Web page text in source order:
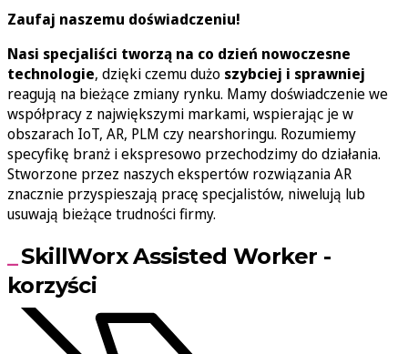
Zaufaj naszemu doświadczeniu!
Nasi specjaliści tworzą na co dzień nowoczesne
technologie, dzięki czemu dużo szybciej i sprawniej
reagują na bieżące zmiany rynku. Mamy doświadczenie we
współpracy z największymi markami, wspierając je w
obszarach IoT, AR, PLM czy nearshoringu. Rozumiemy
specyfikę branż i ekspresowo przechodzimy do działania.
Stworzone przez naszych ekspertów rozwiązania AR
znacznie przyspieszają pracę specjalistów, niwelują lub
usuwają bieżące trudności firmy.
SkillWorx Assisted Worker -
korzyści